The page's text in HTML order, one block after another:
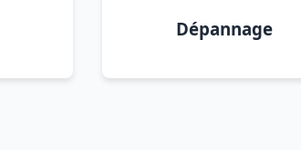
Dépannage